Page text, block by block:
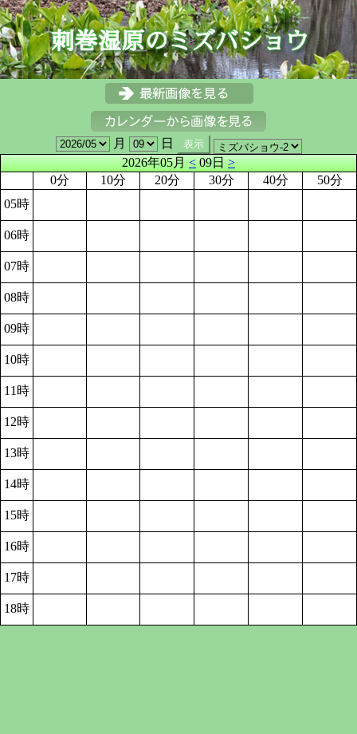
月
日
2026年05月<09日>
0分
10分 20分 30分 40分
50分
05時
06時
07時
08時
09時
10時
11時
12時
13時
14時
15時
16時
17時
18時